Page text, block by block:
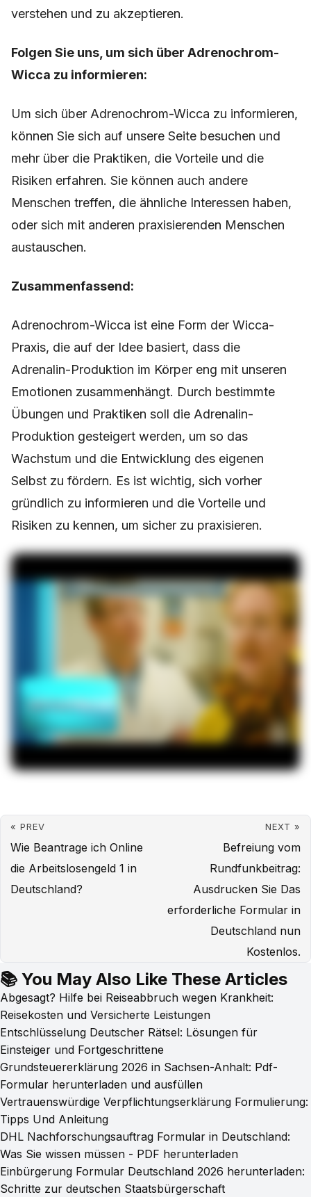
verstehen und zu akzeptieren.
Folgen Sie uns, um sich über Adrenochrom-
Wicca zu informieren:
Um sich über Adrenochrom-Wicca zu informieren,
können Sie sich auf unsere Seite besuchen und
mehr über die Praktiken, die Vorteile und die
Risiken erfahren. Sie können auch andere
Menschen treffen, die ähnliche Interessen haben,
oder sich mit anderen praxisierenden Menschen
austauschen.
Zusammenfassend:
Adrenochrom-Wicca ist eine Form der Wicca-
Praxis, die auf der Idee basiert, dass die
Adrenalin-Produktion im Körper eng mit unseren
Emotionen zusammenhängt. Durch bestimmte
Übungen und Praktiken soll die Adrenalin-
Produktion gesteigert werden, um so das
Wachstum und die Entwicklung des eigenen
Selbst zu fördern. Es ist wichtig, sich vorher
gründlich zu informieren und die Vorteile und
Risiken zu kennen, um sicher zu praxisieren.
« PREV
Wie Beantrage ich Online
die Arbeitslosengeld 1 in
Deutschland?
NEXT »
Befreiung vom
Rundfunkbeitrag:
Ausdrucken Sie Das
erforderliche Formular in
Deutschland nun
Kostenlos.
📚 You May Also Like These Articles
Abgesagt? Hilfe bei Reiseabbruch wegen Krankheit:
Reisekosten und Versicherte Leistungen
Entschlüsselung Deutscher Rätsel: Lösungen für
Einsteiger und Fortgeschrittene
Grundsteuererklärung 2026 in Sachsen-Anhalt: Pdf-
Formular herunterladen und ausfüllen
Vertrauenswürdige Verpflichtungserklärung Formulierung:
Tipps Und Anleitung
DHL Nachforschungsauftrag Formular in Deutschland:
Was Sie wissen müssen - PDF herunterladen
Einbürgerung Formular Deutschland 2026 herunterladen:
Schritte zur deutschen Staatsbürgerschaft